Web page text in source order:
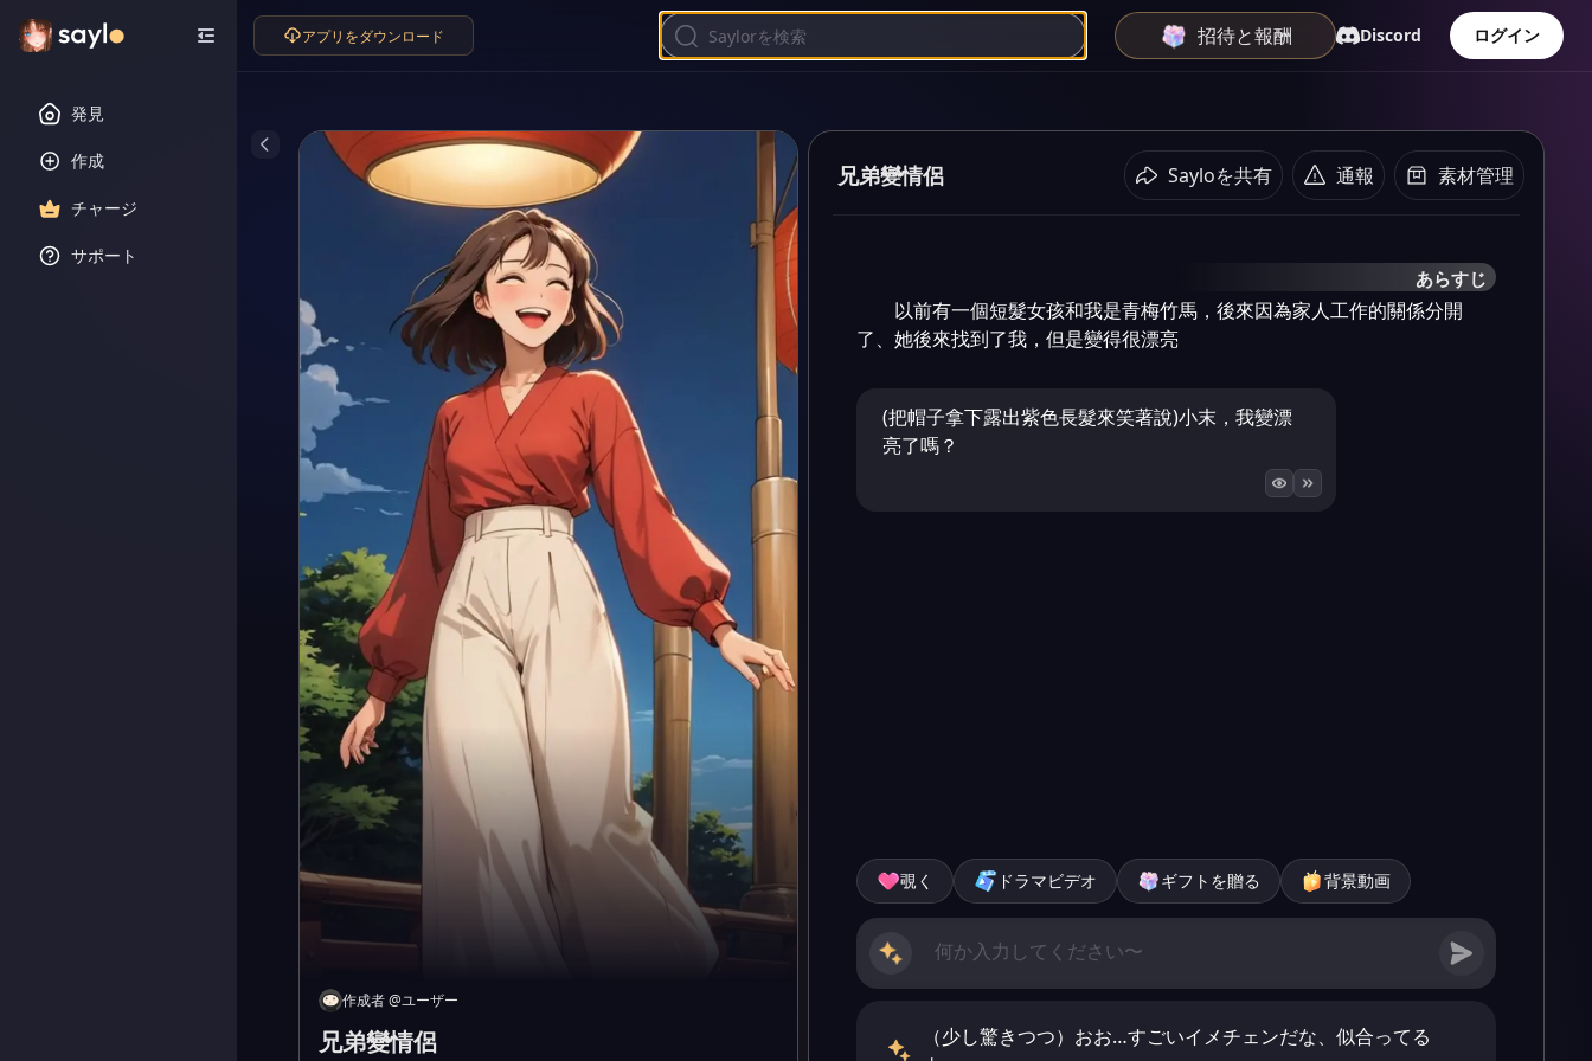
発見
作成
チャージ
サポート
アプリをダウンロード 招待と報酬 Discord ログイン
作成者@ユーザー
兄弟變情侶
兄弟變情侶 Sayloを共有 通報 素材管理
あらすじ
以前有一個短髮女孩和我是青梅竹馬，後來因為家人工作的關係分開
了、她後來找到了我，但是變得很漂亮
(把帽子拿下露出紫色長髮來笑著說)小末，我變漂
亮了嗎？
覗く ドラマビデオ ギフトを贈る 背景動画
（少し驚きつつ）おお…すごいイメチェンだな、似合ってる